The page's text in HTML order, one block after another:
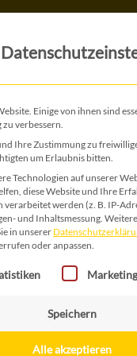
12
mit Pralinen
In den Warenkorb
Einige von ihnen sind
verbessern.
Ihre Zustimmung zu
um Erlaubnis bitten.
Technologien auf unserer
diese Website und Ihre
verarbeitet werden (z. B. IP-
und Inhaltsmessung.
in unserer
oder anpassen.
Gruppen, für dieMarketing
Speichern
Alle akzeptieren